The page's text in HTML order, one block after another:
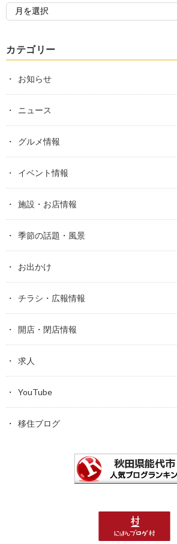
カテゴリー
お知らせ
ニュース
グルメ情報
イベント情報
施設・お店情報
季節の話題・風景
お出かけ
チラシ・広報情報
開店・閉店情報
求人
YouTube
移住ブログ